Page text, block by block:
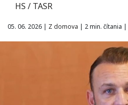
HS / TASR
05. 06. 2026 | Z domova | 2 min. čítania |